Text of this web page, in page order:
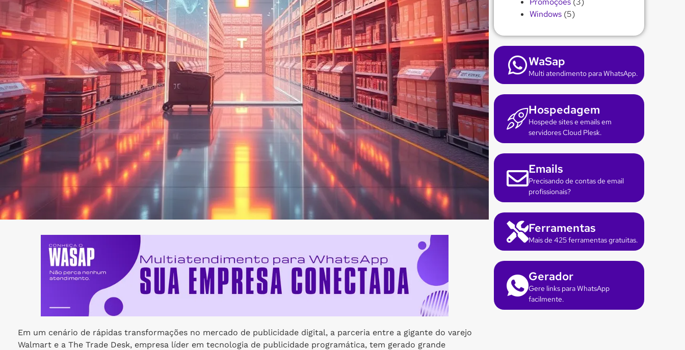
Em um cenário de rápidas transformações no mercado de publicidade digital, a parceria entre a gigante do varejo
Walmart e a The Trade Desk, empresa líder em tecnologia de publicidade programática, tem gerado grande
Windows (5)
WaSap
Multi atendimento para WhatsApp.
Hospedagem
Hospede sites e emails em
servidores Cloud Plesk.
Emails
Precisando de contas de email
profissionais?
Ferramentas
Mais de 425 ferramentas gratuitas.
Gerador
Gere links para WhatsApp
facilmente.